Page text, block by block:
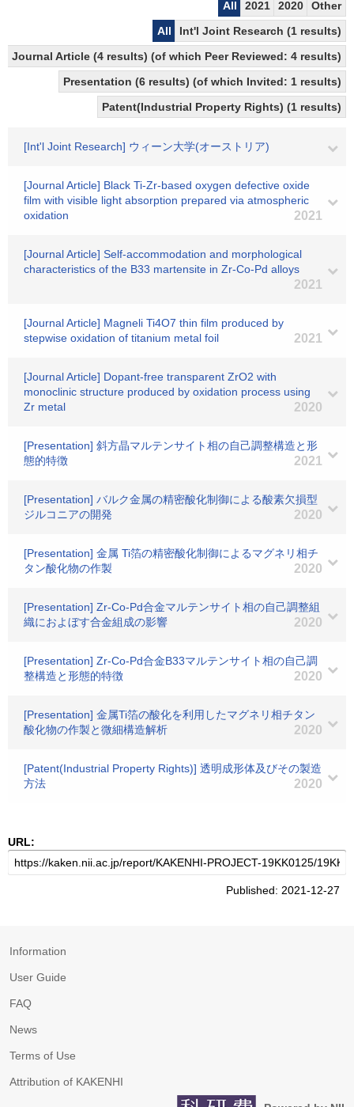
All 2021 2020
Other
All
Int'l Joint Research (1 results)
Journal Article (4 results) (of which Peer Reviewed: 4 results)
Presentation (6 results) (of which Invited: 1 results)
Patent(Industrial Property Rights) (1 results)
[Int'l Joint Research] ウィーン大学(オーストリア)
[Journal Article] Black Ti-Zr-based oxygen defective oxide
film with visible light absorption prepared via atmospheric
oxidation
2021
[Journal Article] Self-accommodation and morphological
characteristics of the B33 martensite in Zr-Co-Pd alloys
2021
[Journal Article] Magneli Ti4O7 thin film produced by
stepwise oxidation of titanium metal foil
2021
[Journal Article] Dopant-free transparent ZrO2 with
monoclinic structure produced by oxidation process using
Zr metal
2020
[Presentation] 斜方晶マルテンサイト相の自己調整構造と形
態的特徴
2021
[Presentation] バルク金属の精密酸化制御による酸素欠損型
ジルコニアの開発
2020
[Presentation] 金属 Ti箔の精密酸化制御によるマグネリ相チ
タン酸化物の作製
2020
[Presentation] Zr-Co-Pd合金マルテンサイト相の自己調整組
織におよぼす合金組成の影響
2020
[Presentation] Zr-Co-Pd合金B33マルテンサイト相の自己調
整構造と形態的特徴
2020
[Presentation] 金属Ti箔の酸化を利用したマグネリ相チタン
酸化物の作製と微細構造解析
2020
[Patent(Industrial Property Rights)] 透明成形体及びその製造
方法
2020
URL:
Published: 2021-12-27
Information
User Guide
FAQ
News
Terms of Use
Attribution of KAKENHI